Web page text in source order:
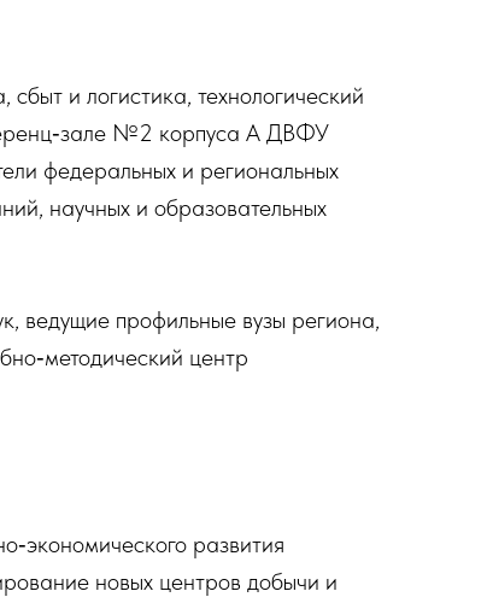
и логистика, технологический
№2 корпуса А ДВФУ
федеральных и региональных
научных и образовательных
ведущие профильные вузы региона,
центр
развития
новых центров добычи и